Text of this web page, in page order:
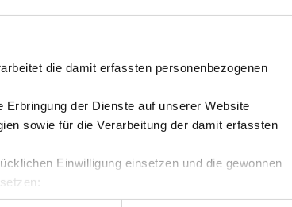
die damit erfassten personenbezogenen
der Dienste auf unserer Website
sowie für die Verarbeitung der damit erfassten
Einwilligung einsetzen und die gewonnen